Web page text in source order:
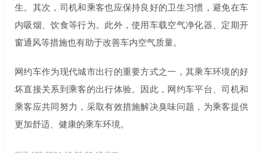
生。其次，司机和乘客也应保持良好的卫生习惯，避免在车
内吸烟、饮食等行为。此外，使用车载空气净化器、定期开
窗通风等措施也有助于改善车内空气质量。
网约车作为现代城市出行的重要方式之一，其乘车环境的好
坏直接关系到乘客的出行体验。因此，网约车平台、司机和
乘客应共同努力，采取有效措施解决臭味问题，为乘客提供
更加舒适、健康的乘车环境。